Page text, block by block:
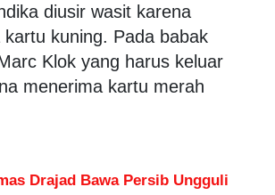
diusir wasit karena
kuning. Pada babak
Klok yang harus keluar
menerima kartu merah
Drajad Bawa Persib Ungguli